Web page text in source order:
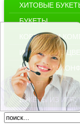
ХИТОВЫЕ
БУКЕТЫ
КОРЗИНЫ И
ИГРУШКИ ИЗ
БУКЕТЫ ИЗ
8 МАРТА
БУКЕТЫ ИЗ